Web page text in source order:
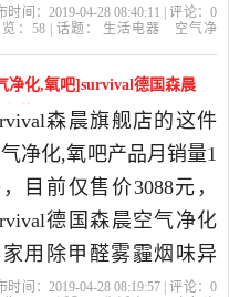
子天猫精灵是2019年
器当中性价比很高的
气净化,氧吧，由广东 广
货。
时间：2019-04-28 08:40:11 | 评论： 0
览： 58| 话题： 生活电器
空气净
净化,氧吧]survival德国森晨
仅售3088元森晨旗舰店的这件
净化,氧吧产品月销量1
目前仅售价3088元，
德国森晨空气净化
用除甲醛雾霾烟味异
连天猫精灵是2019年
时间：2019-04-28 08:19:57 | 评论： 0